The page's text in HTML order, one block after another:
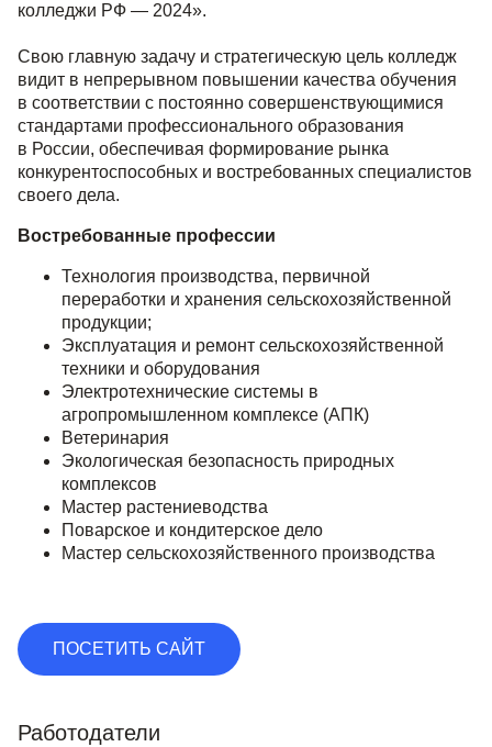
колледжи РФ — 2024».
Свою главную задачу и стратегическую цель колледж
видит в непрерывном повышении качества обучения
в соответствии с постоянно совершенствующимися
стандартами профессионального образования
в России, обеспечивая формирование рынка
конкурентоспособных и востребованных специалистов
своего дела.
Востребованные профессии
Технология производства, первичной
переработки и хранения сельскохозяйственной
продукции;
Эксплуатация и ремонт сельскохозяйственной
техники и оборудования
Электротехнические системы в
агропромышленном комплексе (АПК)
Ветеринария
Экологическая безопасность природных
комплексов
Мастер растениеводства
Поварское и кондитерское дело
Мастер сельскохозяйственного производства
ПОСЕТИТЬ САЙТ
Работодатели